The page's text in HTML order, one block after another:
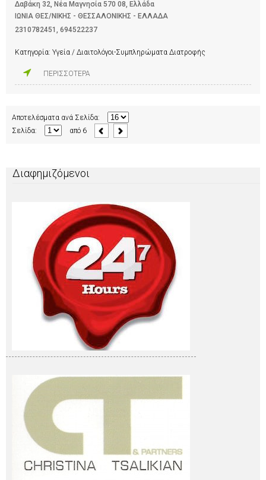
Δαβάκη 32, Νέα Μαγνησία 570 08, Ελλάδα
ΙΩΝΙΑ ΘΕΣ/ΝΙΚΗΣ - ΘΕΣΣΑΛΟΝΙΚΗΣ - ΕΛΛΑΔΑ
2310782451 , 694522237
Κατηγορία: Υγεία / Διαιτολόγοι-Συμπληρώματα Διατροφής
ΠΕΡΙΣΣΟΤΕΡΑ
Αποτελέσματα ανά Σελίδα:
Σελίδα:
από 6
Διαφημιζόμενοι